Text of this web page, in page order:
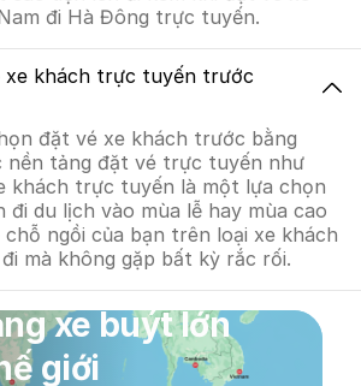
đi Hà Đông trực tuyến.
xe khách trực tuyến trước
đặt vé xe khách trước bằng
nền tảng đặt vé trực tuyến như
khách trực tuyến là một lựa chọn
đi du lịch vào mùa lễ hay mùa cao
chỗ ngồi của bạn trên loại xe khách
mà không gặp bất kỳ rắc rối.
xe buýt lớn
giới